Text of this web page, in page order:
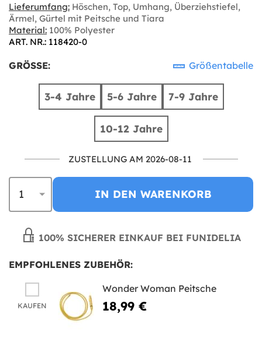
Lieferumfang: Höschen, Top, Umhang, Überziehstiefel,
Ärmel, Gürtel mit Peitsche und Tiara
Material: 100% Polyester
ART. NR.: 118420-0
GRÖSSE: Größentabelle
3-4 Jahre 5-6 Jahre 7-9 Jahre
10-12 Jahre
ZUSTELLUNG AM 2026-08-11
IN DEN WARENKORB
100% SICHERER EINKAUF BEI FUNIDELIA
EMPFOHLENES ZUBEHÖR:
KAUFEN
Wonder Woman Peitsche
18,99 €